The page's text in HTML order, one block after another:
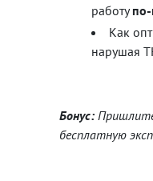
работу
Как
нарушая
Бонус:
бесплатную